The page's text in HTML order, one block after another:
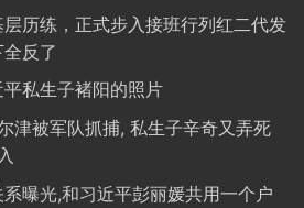
历练，正式步入接班行列红二代发
反了
私生子褚阳的照片
津被军队抓捕, 私生子辛奇又弄死
曝光,和习近平彭丽媛共用一个户